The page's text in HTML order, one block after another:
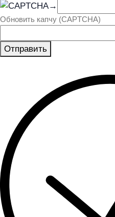
→
Обновить капчу (CAPTCHA)
Отправить